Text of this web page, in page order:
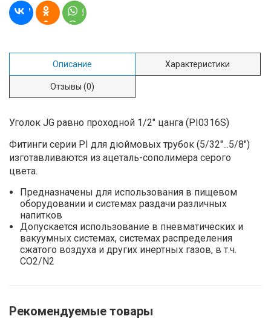
Описание Характеристики
Отзывы (0)
Уголок JG равно проходной 1/2" цанга (PI0316S)
Фитинги серии PI для дюймовых трубок (5/32"...5/8")
изготавливаются из ацеталь-сополимера серого
цвета.
Предназначены для использования в пищевом
оборудовании и системах раздачи различных
напитков
Допускается использование в пневматических и
вакуумных системах, системах распределения
сжатого воздуха и других инертных газов, в т.ч.
CO2/N2
Рекомендуемые товары